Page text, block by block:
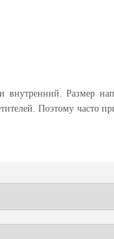
Размер
Поэтому часто